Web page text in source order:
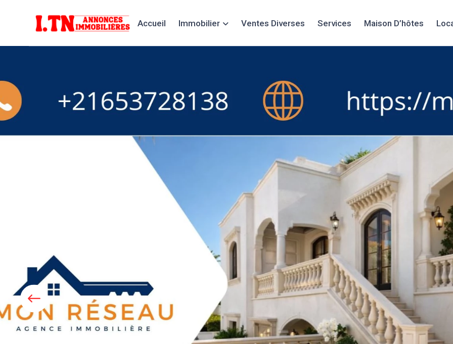
Accueil Immobilier Ventes Diverses Services Maison D’hôtes